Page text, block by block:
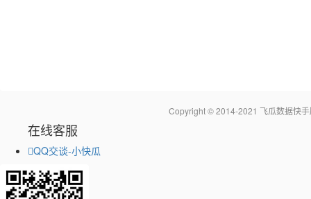
Copyright © 2014-2021 飞瓜数据快
在线客服
QQ交谈-小快瓜